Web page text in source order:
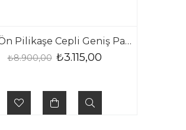
BLU Ön Pilikaşe Cepli Geniş Paça Pantolon
₺3.115,00
₺8.900,00